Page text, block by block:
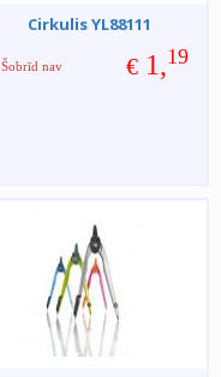
Cirkulis YL88111
€ 1,19
Šobrīd nav